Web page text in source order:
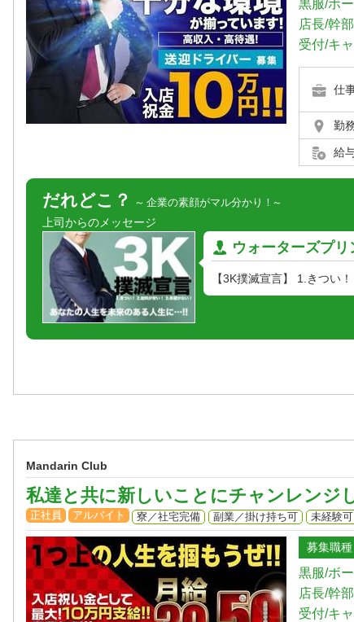
黒服/ボ
店長/幹
受付/キ
仕
勤
給
だれどこ？ 企業の素顔がマル分かり！
上司からのメッセージ
ウォーターズプリ
【3K撲滅宣言】 1.きつい
Mandarin Club
私達と共に新しいことにチャンレンジ
正社員 アルバイト 寮／社宅完備 副業／掛け持ち可 未経験可
募集職種
黒服/ボ
店長/幹
受付/キ